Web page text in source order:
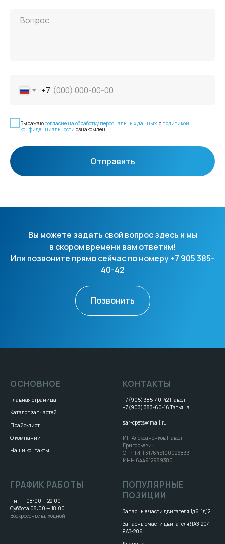
+7
Выражаюсогласие на обработку персональных данных, с политикой
конфиденциальностиознакомлен
Отправить
Вы можете задать свой вопрос здесь и мы
в скором времени вам ответим!
Или позвоните прямо сейчас по номеру +7 905 385-
40-42
Позвонить
ОСНОВНОЕ
Главная страница
Каталог запчастей
Прайс-лист
О компании
Наши контакты
КОНТАКТЫ
+7 (905) 385-40-42 Павел
+7 (903) 383-60-16Татьяна
sar-cpets@mail.ru
ИП Алексаненков Павел
Григорьевич
ОГРНИП 317645100026833
ИНН 644912989380
ГРАФИК РАБОТЫ
пн-пт 08:00 — 22:00
Суббота 08:00 — 18:00
Воскресенье выходной
ПОПУЛЯРНЫЕ
ПОЗИЦИИ
Запасные части двигателя 1д6, 1д12
Запасные части двигателя ЯАЗ-204,
ЯАЗ-206